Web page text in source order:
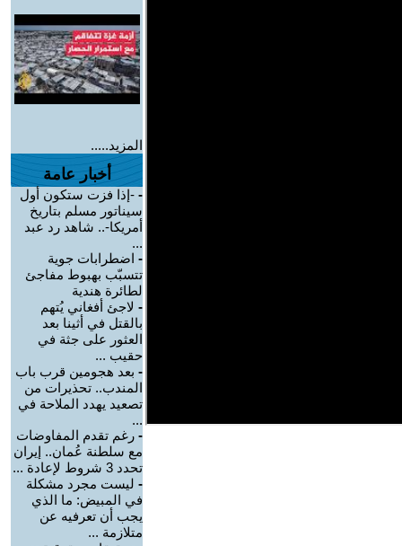
المزيد.....
أخبار عامة
- -إذا فزت ستكون أول
سيناتور مسلم بتاريخ
أمريكا-.. شاهد رد عبد
...
- اضطرابات جوية
تتسبّب بهبوط مفاجئ
لطائرة هندية
- لاجئ أفغاني يُتهم
بالقتل في أثينا بعد
العثور على جثة في
حقيب ...
- بعد هجومين قرب باب
المندب.. تحذيرات من
تصعيد يهدد الملاحة في
...
- رغم تقدم المفاوضات
مع سلطنة عُمان.. إيران
تحدد 3 شروط لإعادة ...
- ليست مجرد مشكلة
في المبيض: ما الذي
يجب أن تعرفيه عن
متلازمة ...